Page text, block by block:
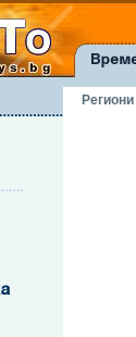
Региони